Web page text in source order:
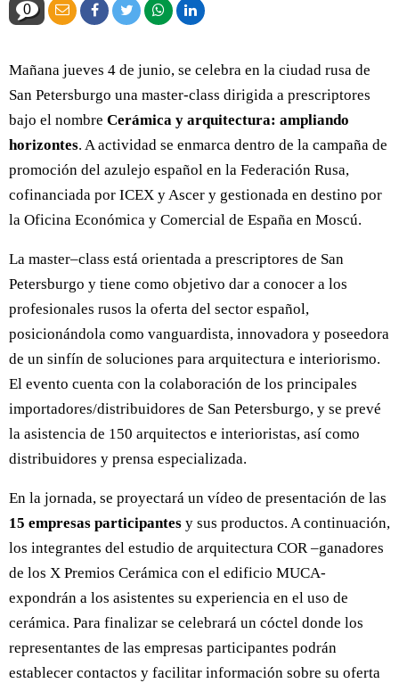
0
Mañana jueves 4 de junio, se celebra en la ciudad rusa de
San Petersburgo una master-class dirigida a prescriptores
bajo el nombre Cerámica y arquitectura: ampliando
horizontes. A actividad se enmarca dentro de la campaña de
promoción del azulejo español en la Federación Rusa,
cofinanciada por ICEX y Ascer y gestionada en destino por
la Oficina Económica y Comercial de España en Moscú.
La master–class está orientada a prescriptores de San
Petersburgo y tiene como objetivo dar a conocer a los
profesionales rusos la oferta del sector español,
posicionándola como vanguardista, innovadora y poseedora
de un sinfín de soluciones para arquitectura e interiorismo.
El evento cuenta con la colaboración de los principales
importadores/distribuidores de San Petersburgo, y se prevé
la asistencia de 150 arquitectos e interioristas, así como
distribuidores y prensa especializada.
En la jornada, se proyectará un vídeo de presentación de las
15 empresas participantes y sus productos. A continuación,
los integrantes del estudio de arquitectura COR –ganadores
de los X Premios Cerámica con el edificio MUCA-
expondrán a los asistentes su experiencia en el uso de
cerámica. Para finalizar se celebrará un cóctel donde los
representantes de las empresas participantes podrán
establecer contactos y facilitar información sobre su oferta